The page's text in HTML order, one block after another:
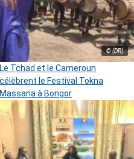
© (DR)
Le Tchad et le Cameroun
célèbrent le Festival Tokna
Massana à Bongor